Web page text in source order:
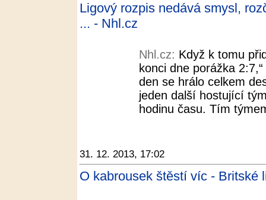
Ligový rozpis nedává smysl,
... - Nhl.cz
Nhl.cz: Když k tomu
konci dne porážka
den se hrálo celkem
jeden další hostující
hodinu času. Tím
31. 12. 2013, 17:02
O kabrousek štěstí víc - Britské